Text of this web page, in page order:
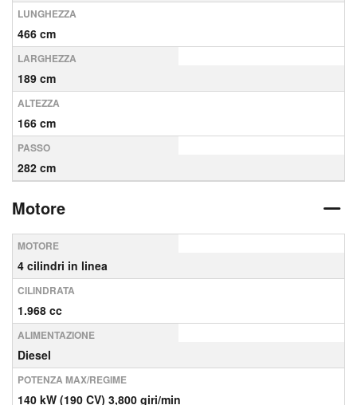
LUNGHEZZA
466 cm
LARGHEZZA
189 cm
ALTEZZA
166 cm
PASSO
282 cm
Motore
MOTORE
4 cilindri in linea
CILINDRATA
1.968 cc
ALIMENTAZIONE
Diesel
POTENZA MAX/REGIME
140 kW (190 CV) 3,800 giri/min